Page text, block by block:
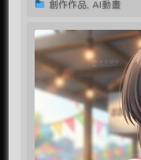
創作作品, AI動畫